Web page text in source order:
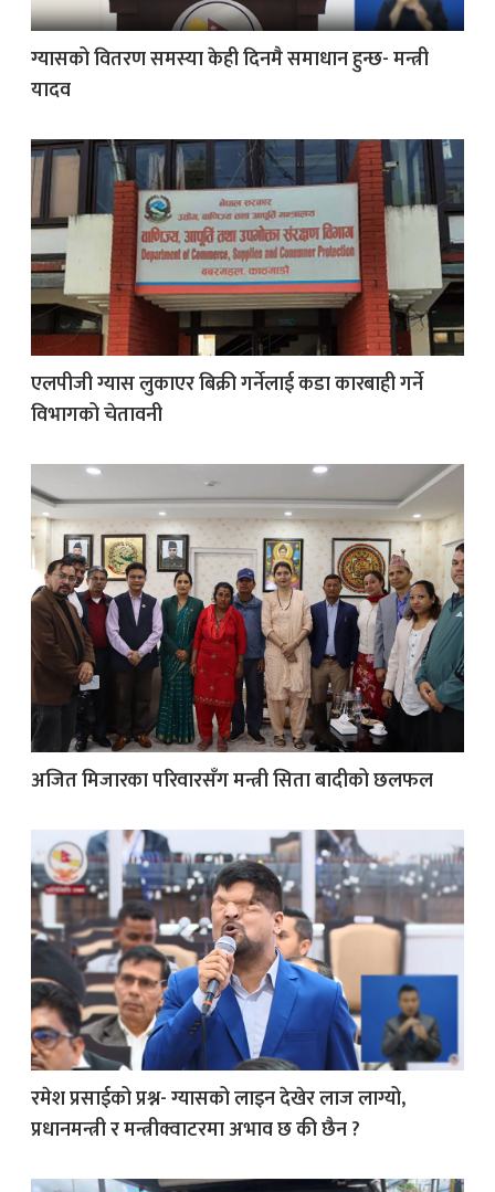
ग्यासको वितरण समस्या केही दिनमै समाधान हुन्छ- मन्त्री
यादव
एलपीजी ग्यास लुकाएर बिक्री गर्नेलाई कडा कारबाही गर्ने
विभागको चेतावनी
अजित मिजारका परिवारसँग मन्त्री सिता बादीको छलफल
रमेश प्रसाईको प्रश्न- ग्यासको लाइन देखेर लाज लाग्यो,
प्रधानमन्त्री र मन्त्रीक्वाटरमा अभाव छ की छैन ?